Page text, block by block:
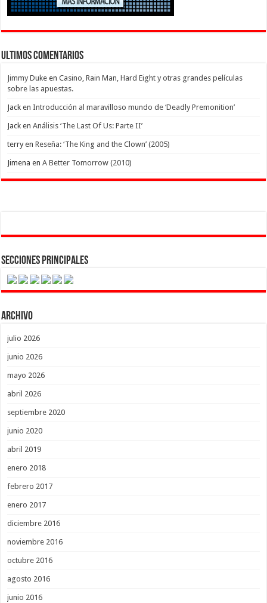
Ultimos Comentarios
Jimmy Duke enCasino, Rain Man, Hard Eight y otras grandes películas
sobre las apuestas.
Jack enIntroducción al maravilloso mundo de ‘Deadly Premonition’
Jack enAnálisis ‘The Last Of Us: Parte II’
terryenReseña: ‘The King and the Clown’ (2005)
Jimena enA Better Tomorrow (2010)
Secciones Principales
Archivo
julio 2026
junio 2026
mayo 2026
abril 2026
septiembre 2020
junio 2020
abril 2019
enero 2018
febrero 2017
enero 2017
diciembre 2016
noviembre 2016
octubre 2016
agosto 2016
junio 2016